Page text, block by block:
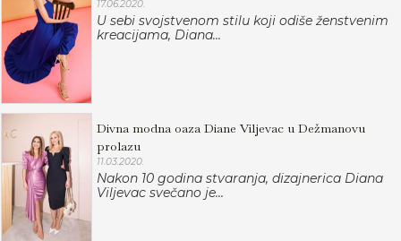
17.06.2020.
U sebi svojstvenom stilu koji odiše ženstvenim
kreacijama, Diana...
Divna modna oaza Diane Viljevac u Dežmanovu
prolazu
11.03.2020.
Nakon 10 godina stvaranja, dizajnerica Diana
Viljevac svečano je...